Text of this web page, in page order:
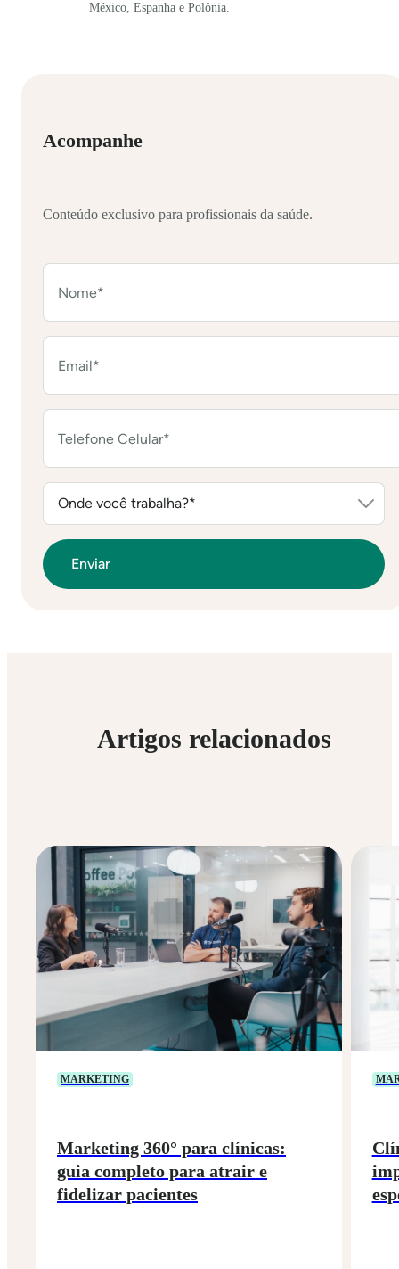
México, Espanha e Polônia.
Acompanhe
Conteúdo exclusivo para profissionais da saúde.
Artigos relacionados
MARKETING
Marketing 360° para clínicas:
guia completo para atrair e
fidelizar pacientes